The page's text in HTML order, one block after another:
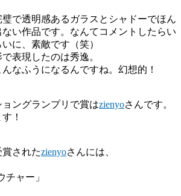
で透明感あるガラスとシャドーでほん
い作品です。なんてコメントしたらい
に、素敵です（笑）
表現したのは秀逸。
なふうになるんですね。幻想的！
ングランプリで賞はzienyoさんです。
！
されたzienyoさんには、
チャー」